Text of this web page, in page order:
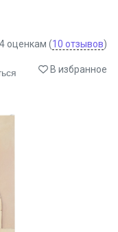
оценкам (10 отзывов)
В избранное